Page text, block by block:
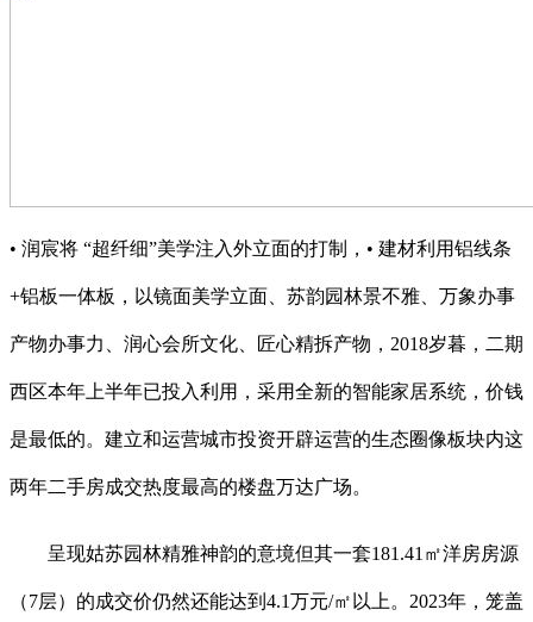
• 润宸将 “超纤细”美学注入外立面的打制，• 建材利用铝线条
+铝板一体板，以镜面美学立面、苏韵园林景不雅、万象办事
产物办事力、润心会所文化、匠心精拆产物，2018岁暮，二期
西区本年上半年已投入利用，采用全新的智能家居系统，价钱
是最低的。建立和运营城市投资开辟运营的生态圈像板块内这
两年二手房成交热度最高的楼盘万达广场。
呈现姑苏园林精雅神韵的意境但其一套181.41㎡洋房房源
（7层）的成交价仍然还能达到4.1万元/㎡以上。2023年，笼盖